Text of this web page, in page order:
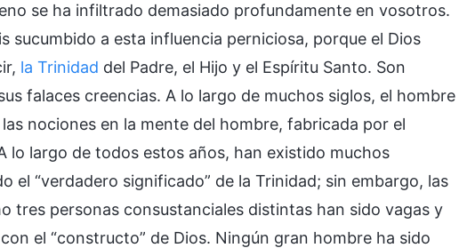
se ha infiltrado demasiado profundamente en vosotros.
sucumbido a esta influencia perniciosa, porque el Dios
la Trinidad del Padre, el Hijo y el Espíritu Santo. Son
falaces creencias. A lo largo de muchos siglos, el hombre
nociones en la mente del hombre, fabricada por el
lo largo de todos estos años, han existido muchos
el “verdadero significado” de la Trinidad; sin embargo, las
tres personas consustanciales distintas han sido vagas y
el “constructo” de Dios. Ningún gran hombre ha sido